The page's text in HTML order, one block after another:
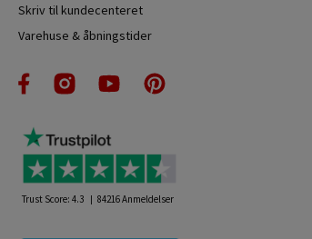
Skriv til kundecenteret
Varehuse & åbningstider
Trust Score: 4.3 84216Anmeldelser